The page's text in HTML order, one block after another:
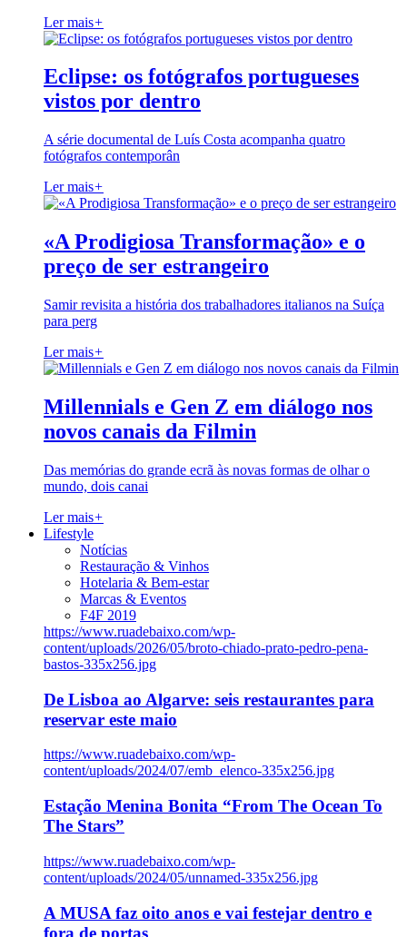
Ler mais+
Eclipse: os fotógrafos portugueses
vistos por dentro
A série documental de Luís Costa acompanha quatro
fotógrafos contemporân
Ler mais+
«A Prodigiosa Transformação» e o
preço de ser estrangeiro
Samir revisita a história dos trabalhadores italianos na Suíça
para perg
Ler mais+
Millennials e Gen Z em diálogo nos
novos canais da Filmin
Das memórias do grande ecrã às novas formas de olhar o
mundo, dois canai
Ler mais+
Lifestyle
Notícias
Restauração & Vinhos
Hotelaria & Bem-estar
Marcas & Eventos
F4F 2019
https://www.ruadebaixo.com/wp-
content/uploads/2026/05/broto-chiado-prato-pedro-pena-
bastos-335x256.jpg
De Lisboa ao Algarve: seis restaurantes para
reservar este maio
https://www.ruadebaixo.com/wp-
content/uploads/2024/07/emb_elenco-335x256.jpg
Estação Menina Bonita “From The Ocean To
The Stars”
https://www.ruadebaixo.com/wp-
content/uploads/2024/05/unnamed-335x256.jpg
A MUSA faz oito anos e vai festejar dentro e
fora de portas